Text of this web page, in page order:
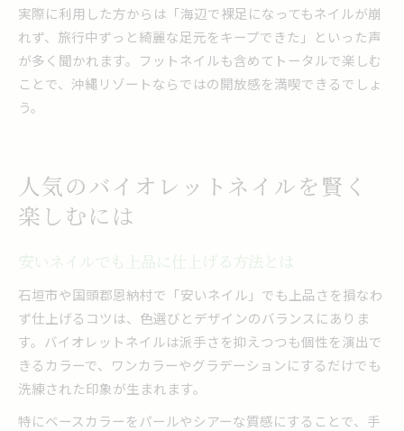
実際に利用した方からは「海辺で裸足になってもネイルが崩
れず、旅行中ずっと綺麗な足元をキープできた」といった声
が多く聞かれます。フットネイルも含めてトータルで楽しむ
ことで、沖縄リゾートならではの開放感を満喫できるでしょ
う。
人気のバイオレットネイルを賢く
楽しむには
安いネイルでも上品に仕上げる方法とは
石垣市や国頭郡恩納村で「安いネイル」でも上品さを損なわ
ず仕上げるコツは、色選びとデザインのバランスにありま
す。バイオレットネイルは派手さを抑えつつも個性を演出で
きるカラーで、ワンカラーやグラデーションにするだけでも
洗練された印象が生まれます。
特にベースカラーをパールやシアーな質感にすることで、手